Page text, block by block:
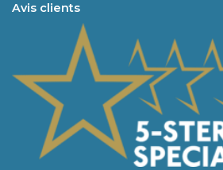
Avis clients